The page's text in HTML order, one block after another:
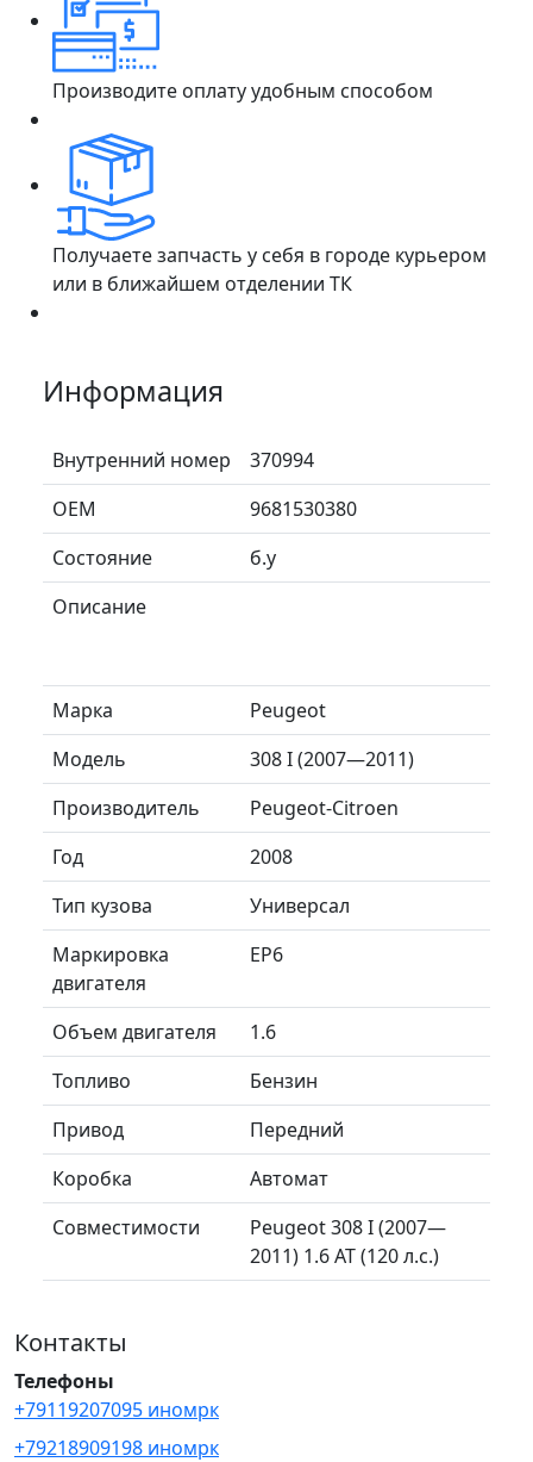
Производите оплату удобным способом
Получаете запчасть у себя в городе курьером
или в ближайшем отделении ТК
Информация
Внутренний номер
370994
ОЕМ
9681530380
Состояние
б.у
Описание
Марка
Peugeot
Модель
308 I (2007—2011)
Производитель
Peugeot-Citroen
Год
2008
Тип кузова
Универсал
Маркировка
двигателя
EP6
Объем двигателя
1.6
Топливо
Бензин
Привод
Передний
Коробка
Автомат
Совместимости
Peugeot 308 I (2007—
2011) 1.6 AT (120 л.с.)
Контакты
Телефоны
+79119207095 иномрк
+79218909198 иномрк